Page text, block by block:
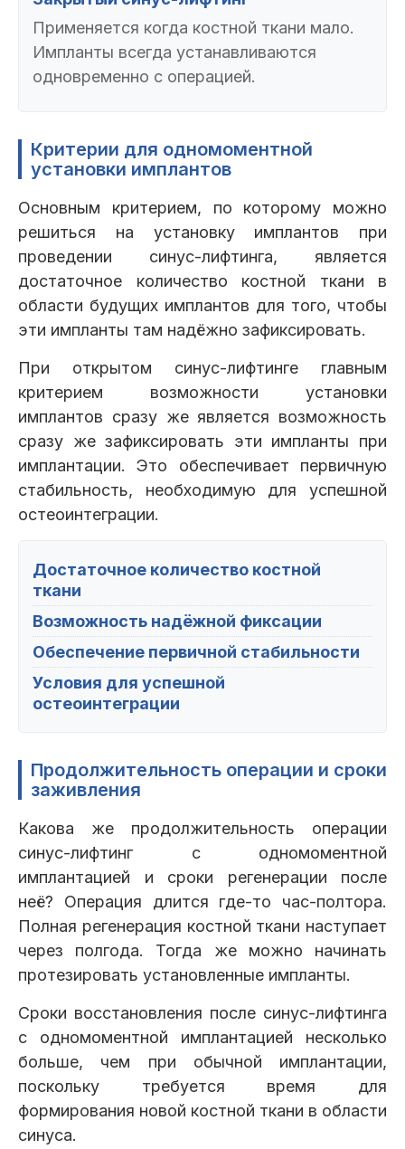
Применяется когда костной ткани мало.
Импланты всегда устанавливаются
одновременно с операцией.
Критерии для одномоментной
установки имплантов
Основным критерием, по которому можно
решиться на установку имплантов при
проведении синус-лифтинга, является
достаточное количество костной ткани в
области будущих имплантов для того, чтобы
эти импланты там надёжно зафиксировать.
При открытом синус-лифтинге главным
критерием возможности установки
имплантов сразу же является возможность
сразу же зафиксировать эти импланты при
имплантации. Это обеспечивает первичную
стабильность, необходимую для успешной
остеоинтеграции.
Достаточное количество костной
ткани
Возможность надёжной фиксации
Обеспечение первичной стабильности
Условия для успешной
остеоинтеграции
Продолжительность операции и сроки
заживления
Какова же продолжительность операции
синус-лифтинг с одномоментной
имплантацией и сроки регенерации после
неё? Операция длится где-то час-полтора.
Полная регенерация костной ткани наступает
через полгода. Тогда же можно начинать
протезировать установленные импланты.
Сроки восстановления после синус-лифтинга
с одномоментной имплантацией несколько
больше, чем при обычной имплантации,
поскольку требуется время для
формирования новой костной ткани в области
синуса.